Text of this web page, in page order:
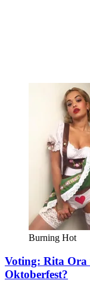
Burning Hot
Voting: Rita Ora
Oktoberfest?